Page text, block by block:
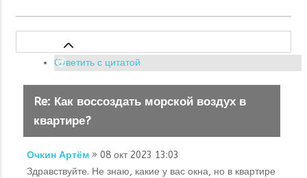
Ответить с цитатой
Re: Как воссоздать морской воздух в
квартире?
Очкин Артём » 08 окт 2023 13:03
Здравствуйте. Не знаю, какие у вас окна, но в квартире